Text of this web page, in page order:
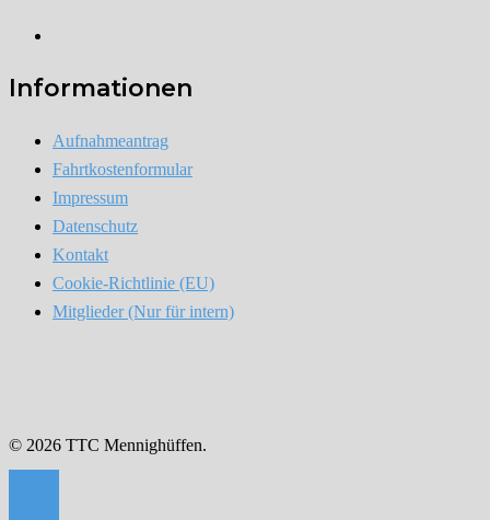
Informationen
Aufnahmeantrag
Fahrtkostenformular
Impressum
Datenschutz
Kontakt
Cookie-Richtlinie (EU)
Mitglieder (Nur für intern)
© 2026 TTC Mennighüffen.